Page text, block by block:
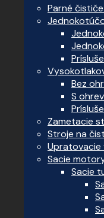
Parné
Bez
S
Zametacie
Stroje na
Upratovacie
Sacie
Sacie